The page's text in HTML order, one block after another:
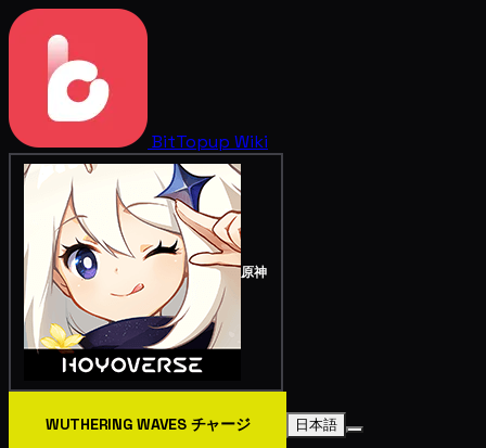
BitTopup Wiki
原神
WUTHERING WAVES チャージ 日本語